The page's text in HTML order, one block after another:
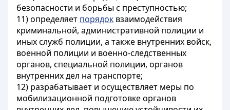
безопасности и борьбы с преступностью;
11) определяет порядок взаимодействия
криминальной, административной полиции и
иных служб полиции, а также внутренних войск,
военной полиции и военно-следственных
органов, специальной полиции, органов
внутренних дел на транспорте;
12) разрабатывает и осуществляет меры по
мобилизационной подготовке органов